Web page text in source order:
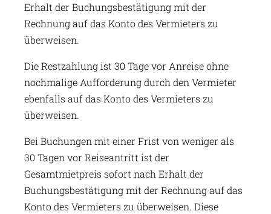
Erhalt der Buchungsbestätigung mit der
Rechnung auf das Konto des Vermieters zu
überweisen.
Die Restzahlung ist 30 Tage vor Anreise ohne
nochmalige Aufforderung durch den Vermieter
ebenfalls auf das Konto des Vermieters zu
überweisen.
Bei Buchungen mit einer Frist von weniger als
30 Tagen vor Reiseantritt ist der
Gesamtmietpreis sofort nach Erhalt der
Buchungsbestätigung mit der Rechnung auf das
Konto des Vermieters zu überweisen. Diese